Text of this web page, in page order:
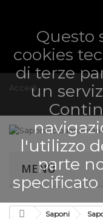
Accedi
MENÙ
Saponi
Questo
cookies
di terze
un
l'utilizzo
parte
specificato